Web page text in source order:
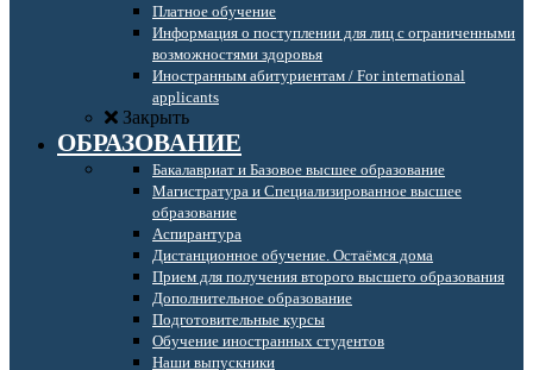
Платное обучение
Информация о поступлении для лиц с ограниченными
возможностями здоровья
Иностранным абитуриентам / For international
applicants
Закрыть
ОБРАЗОВАНИЕ
Бакалавриат и Базовое высшее образование
Магистратура и Специализированное высшее
образование
Аспирантура
Дистанционное обучение. Остаёмся дома
Прием для получения второго высшего образования
Дополнительное образование
Подготовительные курсы
Обучение иностранных студентов
Наши выпускники